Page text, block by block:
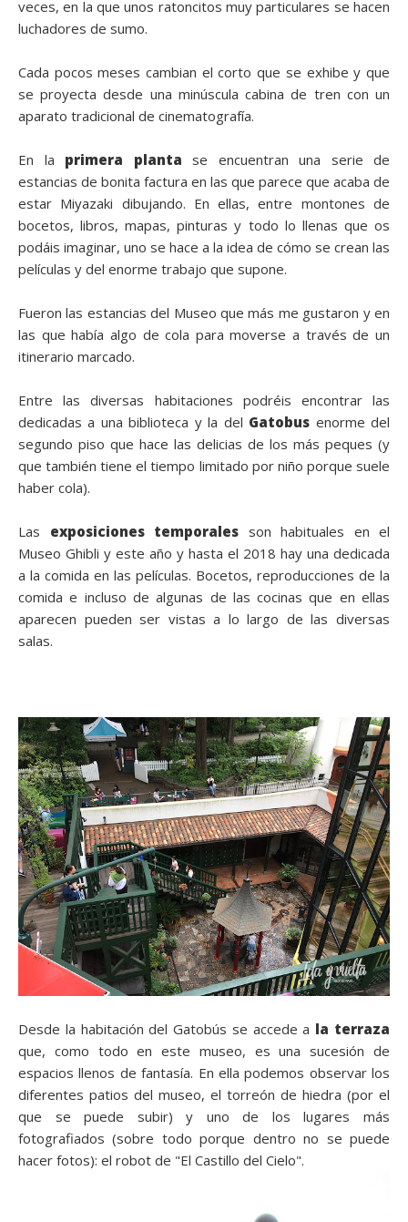
veces, en la que unos ratoncitos muy particulares se hacen
luchadores de sumo.
Cada pocos meses cambian el corto que se exhibe y que
se proyecta desde una minúscula cabina de tren con un
aparato tradicional de cinematografía.
En la primera planta se encuentran una serie de
estancias de bonita factura en las que parece que acaba de
estar Miyazaki dibujando. En ellas, entre montones de
bocetos, libros, mapas, pinturas y todo lo llenas que os
podáis imaginar, uno se hace a la idea de cómo se crean las
películas y del enorme trabajo que supone.
Fueron las estancias del Museo que más me gustaron y en
las que había algo de cola para moverse a través de un
itinerario marcado.
Entre las diversas habitaciones podréis encontrar las
dedicadas a una biblioteca y la del Gatobus enorme del
segundo piso que hace las delicias de los más peques (y
que también tiene el tiempo limitado por niño porque suele
haber cola).
Las exposiciones temporales son habituales en el
Museo Ghibli y este año y hasta el 2018 hay una dedicada
a la comida en las películas. Bocetos, reproducciones de la
comida e incluso de algunas de las cocinas que en ellas
aparecen pueden ser vistas a lo largo de las diversas
salas.
Desde la habitación del Gatobús se accede a la terraza
que, como todo en este museo, es una sucesión de
espacios llenos de fantasía. En ella podemos observar los
diferentes patios del museo, el torreón de hiedra (por el
que se puede subir) y uno de los lugares más
fotografiados (sobre todo porque dentro no se puede
hacer fotos): el robot de "El Castillo del Cielo".